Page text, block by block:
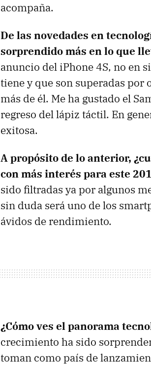
acompaña.
De las novedades en
sorprendido más en lo que
anuncio del iPhone 4S, no en
tiene y que son superadas por
más de él. Me ha gustado el
regreso del lápiz táctil. En
exitosa.
A propósito de lo anterior,
con más interés para este
sido filtradas ya por algunos
sin duda será uno de los
ávidos de rendimiento.
¿Cómo ves el panorama
crecimiento ha sido
toman como país de